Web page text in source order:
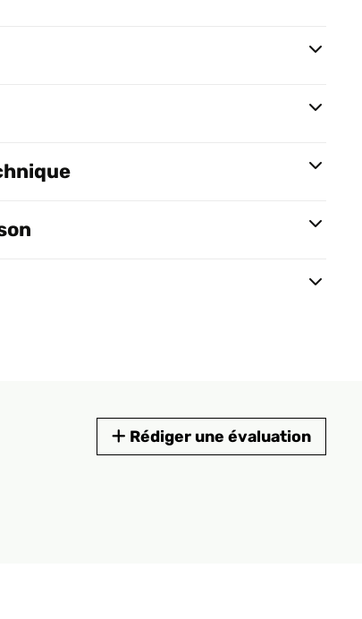
Rédiger une évaluation